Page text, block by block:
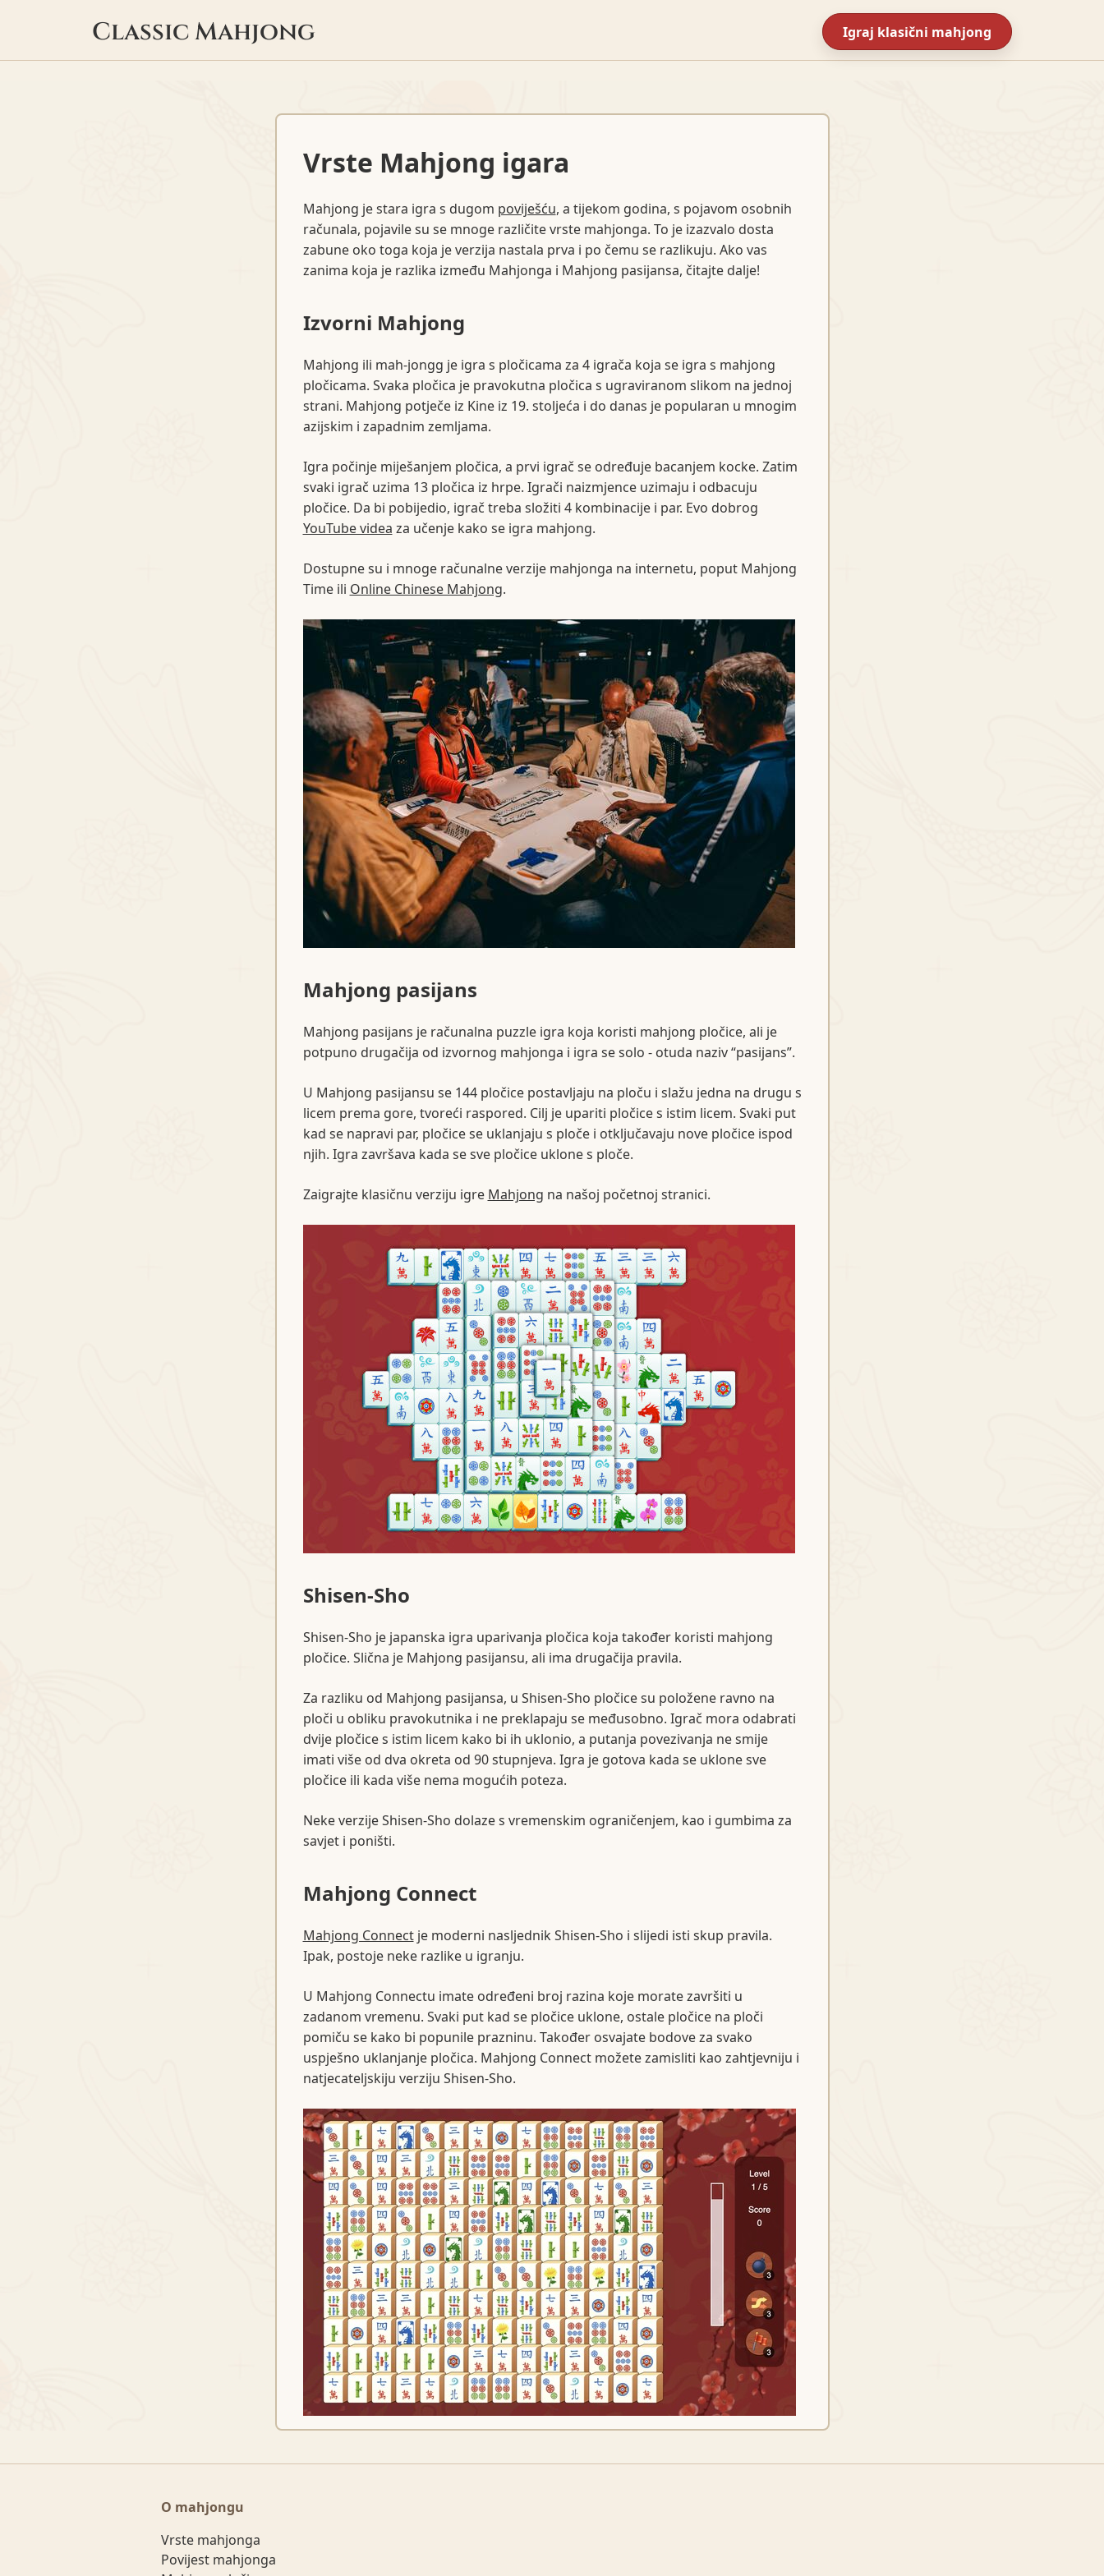
Classic Mahjong Igraj klasični mahjong
Vrste Mahjong igara
Mahjong je stara igra s dugom poviješću, a tijekom godina, s pojavom osobnih
računala, pojavile su se mnoge različite vrste mahjonga. To je izazvalo dosta
zabune oko toga koja je verzija nastala prva i po čemu se razlikuju. Ako vas
zanima koja je razlika između Mahjonga i Mahjong pasijansa, čitajte dalje!
Izvorni Mahjong
Mahjong ili mah-jongg je igra s pločicama za 4 igrača koja se igra s mahjong
pločicama. Svaka pločica je pravokutna pločica s ugraviranom slikom na jednoj
strani. Mahjong potječe iz Kine iz 19. stoljeća i do danas je popularan u mnogim
azijskim i zapadnim zemljama.
Igra počinje miješanjem pločica, a prvi igrač se određuje bacanjem kocke. Zatim
svaki igrač uzima 13 pločica iz hrpe. Igrači naizmjence uzimaju i odbacuju
pločice. Da bi pobijedio, igrač treba složiti 4 kombinacije i par. Evo dobrog
YouTube videa za učenje kako se igra mahjong.
Dostupne su i mnoge računalne verzije mahjonga na internetu, poput Mahjong
Time ili Online Chinese Mahjong.
Mahjong pasijans
Mahjong pasijans je računalna puzzle igra koja koristi mahjong pločice, ali je
potpuno drugačija od izvornog mahjonga i igra se solo - otuda naziv “pasijans”.
U Mahjong pasijansu se 144 pločice postavljaju na ploču i slažu jedna na drugu s
licem prema gore, tvoreći raspored. Cilj je upariti pločice s istim licem. Svaki put
kad se napravi par, pločice se uklanjaju s ploče i otključavaju nove pločice ispod
njih. Igra završava kada se sve pločice uklone s ploče.
Zaigrajte klasičnu verziju igre Mahjong na našoj početnoj stranici.
Shisen-Sho
Shisen-Sho je japanska igra uparivanja pločica koja također koristi mahjong
pločice. Slična je Mahjong pasijansu, ali ima drugačija pravila.
Za razliku od Mahjong pasijansa, u Shisen-Sho pločice su položene ravno na
ploči u obliku pravokutnika i ne preklapaju se međusobno. Igrač mora odabrati
dvije pločice s istim licem kako bi ih uklonio, a putanja povezivanja ne smije
imati više od dva okreta od 90 stupnjeva. Igra je gotova kada se uklone sve
pločice ili kada više nema mogućih poteza.
Neke verzije Shisen-Sho dolaze s vremenskim ograničenjem, kao i gumbima za
savjet i poništi.
Mahjong Connect
Mahjong Connectje moderni nasljednik Shisen-Sho i slijedi isti skup pravila.
Ipak, postoje neke razlike u igranju.
U Mahjong Connectu imate određeni broj razina koje morate završiti u
zadanom vremenu. Svaki put kad se pločice uklone, ostale pločice na ploči
pomiču se kako bi popunile prazninu. Također osvajate bodove za svako
uspješno uklanjanje pločica. Mahjong Connect možete zamisliti kao zahtjevniju i
natjecateljskiju verziju Shisen-Sho.
O mahjongu
Vrste mahjonga
Povijest mahjonga